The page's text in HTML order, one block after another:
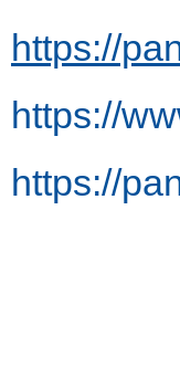
https://
https://
https://